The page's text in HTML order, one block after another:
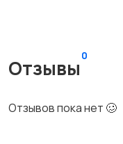
Отзывы
0
Отзывов пока нет 🥴